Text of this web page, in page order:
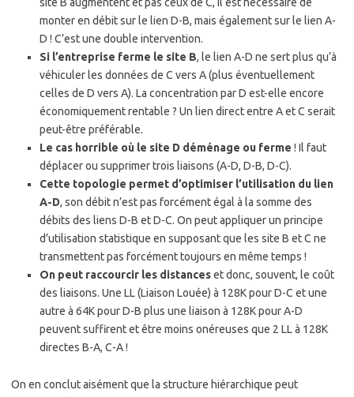
monter en débit sur le lien D-B, mais également sur le lien A-
D ! C’est une double intervention.
Si l’entreprise ferme le site B, le lien A-D ne sert plus qu’à
véhiculer les données de C vers A (plus éventuellement
celles de D vers A). La concentration par D est-elle encore
économiquement rentable ? Un lien direct entre A et C serait
peut-être préférable.
Le cas horrible où le site D déménage ou ferme ! Il faut
déplacer ou supprimer trois liaisons (A-D, D-B, D-C).
Cette topologie permet d’optimiser l’utilisation du lien
A-D, son débit n’est pas forcément égal à la somme des
débits des liens D-B et D-C. On peut appliquer un principe
d’utilisation statistique en supposant que les site B et C ne
transmettent pas forcément toujours en même temps !
On peut raccourcir les distanceset donc, souvent, le coût
des liaisons. Une LL (Liaison Louée) à 128K pour D-C et une
autre à 64K pour D-B plus une liaison à 128K pour A-D
peuvent suffirent et être moins onéreuses que 2 LL à 128K
directes B-A, C-A !
On en conclut aisément que la structure hiérarchique peut